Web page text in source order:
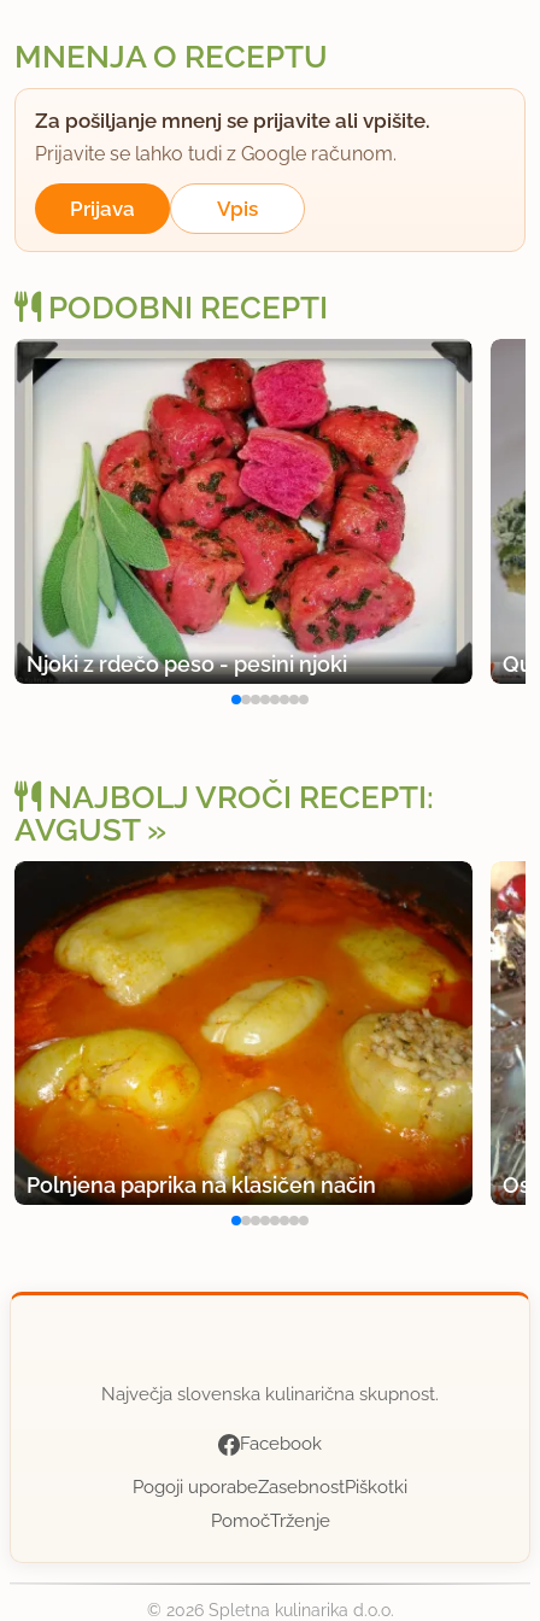
MNENJA O RECEPTU
Za pošiljanje mnenj se prijavite ali vpišite.
Prijavite se lahko tudi z Google računom.
Prijava Vpis
PODOBNI RECEPTI
Njoki z rdečo peso - pesini njoki
NAJBOLJ VROČI RECEPTI:
AVGUST
Polnjena paprika na klasičen način
Največja slovenska kulinarična skupnost.
Facebook
Pogoji uporabeZasebnostPiškotki
PomočTrženje
© 2026 Spletna kulinarika d.o.o.